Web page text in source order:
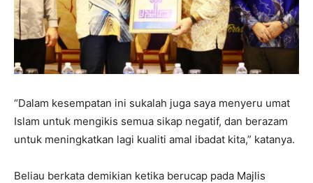
“Dalam kesempatan ini sukalah juga saya menyeru umat
Islam untuk mengikis semua sikap negatif, dan berazam
untuk meningkatkan lagi kualiti amal ibadat kita,” katanya.
Beliau berkata demikian ketika berucap pada Majlis